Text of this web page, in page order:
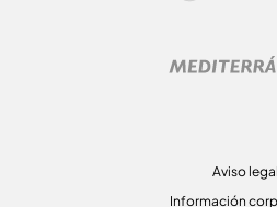
Aviso legal
Información